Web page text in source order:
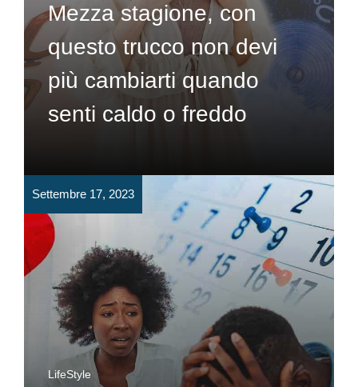
Mezza stagione, con
questo trucco non devi
più cambiarti quando
senti caldo o freddo
Settembre 17, 2023
LifeStyle